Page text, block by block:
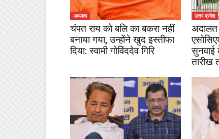
अध्यात्म
चंपत राय को बलि का बकरा नहीं
बनाया गया, उन्होंने खुद इस्तीफा
दिया: स्वामी गोविंददेव गिरि
उत्तर प्रदेश
अदालत
तारीख